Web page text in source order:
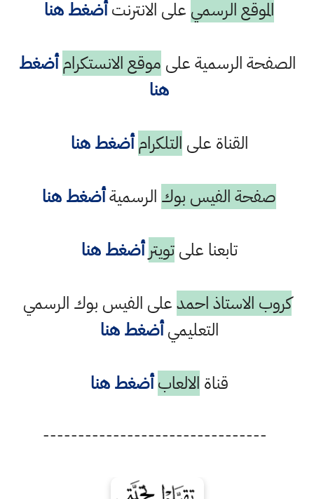
الموقع الرسمي على الانترنتأضغط هنا
الصفحة الرسمية على موقع الانستكرام أضغط
هنا
القناة على التلكرام أضغط هنا
صفحة الفيس بوك الرسميةأضغط هنا
تابعنا علىتويتر أضغط هنا
كروب الاستاذ احمدعلى الفيس بوك الرسمي
التعليميأضغط هنا
قناة الالعاب أضغط هنا
--------------------------------